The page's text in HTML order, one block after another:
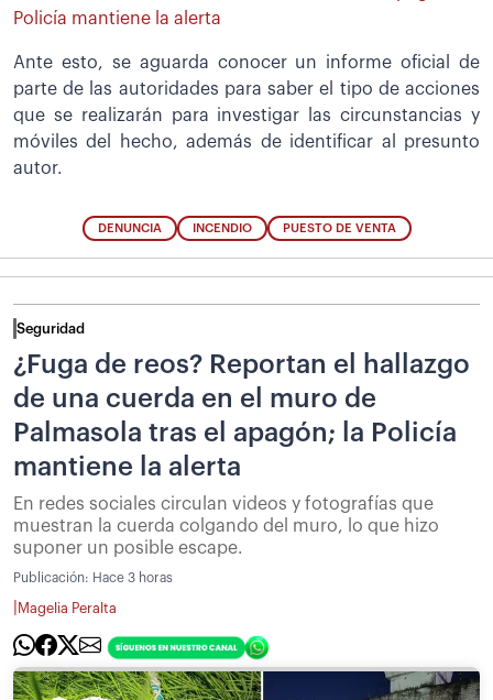
Policía mantiene la alerta
Ante esto, se aguarda conocer un informe oficial de
parte de las autoridades para saber el tipo de acciones
que se realizarán para investigar las circunstancias y
móviles del hecho, además de identificar al presunto
autor.
DENUNCIA INCENDIO PUESTO DE VENTA
Seguridad
¿Fuga de reos? Reportan el hallazgo
de una cuerda en el muro de
Palmasola tras el apagón; la Policía
mantiene la alerta
En redes sociales circulan videos y fotografías que
muestran la cuerda colgando del muro, lo que hizo
suponer un posible escape.
Publicación: Hace 3 horas
Magelia Peralta